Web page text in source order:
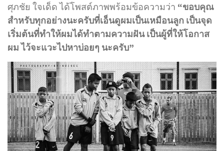
ศุภชัย ใจเด็ด ได้โพสต์ภาพพร้อมข้อความว่า “ขอบคุณ
สำหรับทุกอย่างนะครับที่เอ็นดูผมเป็นเหมือนลูก เป็นจุด
เริ่มต้นที่ทำให้ผมได้ทำตามความฝัน เป็นผู้ที่ให้โอกาส
ผม ไว้จะแวะไปหาบ่อยๆ นะครับ”